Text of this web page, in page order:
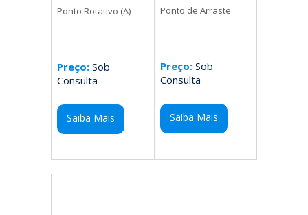
Ponto Rotativo (A)
Preço: Sob
Consulta
Saiba Mais
Ponto de Arraste
Preço:Sob
Consulta
Saiba Mais